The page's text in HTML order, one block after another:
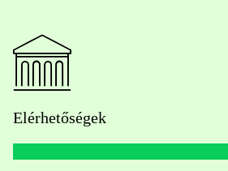
Elérhetőségek